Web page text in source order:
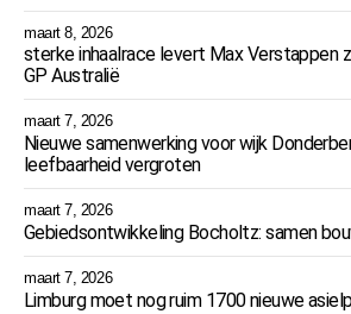
maart 8, 2026
sterke inhaalrace levert Max Verstappen
GP Australië
maart 7, 2026
Nieuwe samenwerking voor wijk
leefbaarheid vergroten
maart 7, 2026
Gebiedsontwikkeling Bocholtz: samen
maart 7, 2026
Limburg moet nog ruim 1700 nieuwe